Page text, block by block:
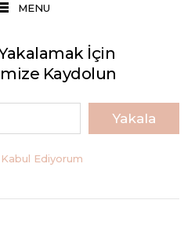
MENU
Yakalamak İçin
Kaydolun
Yakala
Kabul Ediyorum